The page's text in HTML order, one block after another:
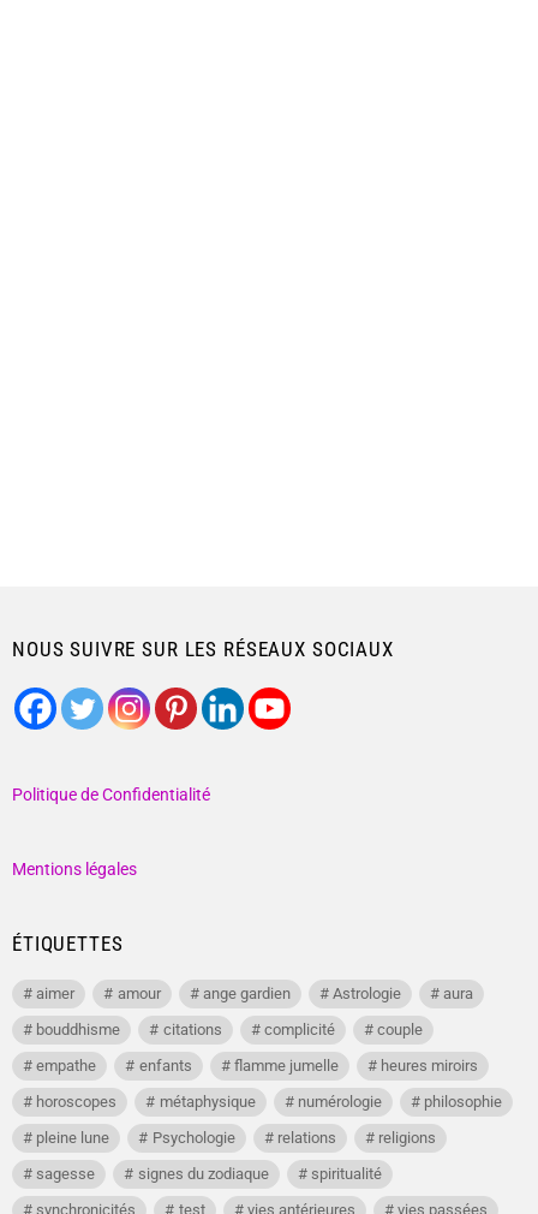
NOUS SUIVRE SUR LES RÉSEAUX SOCIAUX
Politique de Confidentialité
Mentions légales
ÉTIQUETTES
aimer amour ange gardien Astrologie
aura
bouddhisme
citations complicité
couple
empathe
enfants flamme jumelle
heures miroirs
horoscopes
métaphysique numérologie
philosophie
pleine lune
Psychologie relations
religions
sagesse
signes du zodiaque
spiritualité
synchronicités
test vies antérieures vies passées